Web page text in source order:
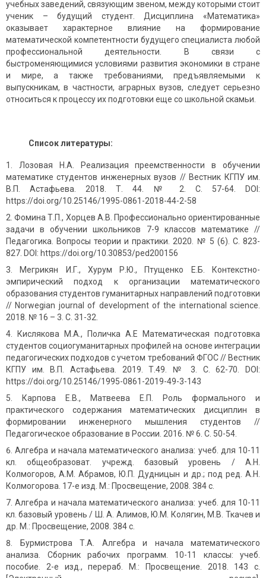
учебных заведений, связующим звеном, между которыми стоит
ученик – будущий студент. Дисциплина «Математика»
оказывает характерное влияние на формирование
математической компетентности будущего специалиста любой
профессиональной деятельности. В связи с
быстроменяющимися условиями развития экономики в стране
и мире, а также требованиями, предъявляемыми к
выпускникам, в частности, аграрных вузов, следует серьезно
относиться к процессу их подготовки еще со школьной скамьи.
Список литературы:
Лозовая Н.А. Реализация преемственности в обучении
математике студентов инженерных вузов // Вестник КГПУ им.
В.П. Астафьева. 2018. Т. 44. № 2. С. 57-64. DOI:
https://doi.org/10.25146/1995-0861-2018-44-2-58
Фомина Т.П., Хорцев А.В. Профессионально ориентированные
задачи в обучении школьников 7-9 классов математике //
Педагогика. Вопросы теории и практики. 2020. № 5 (6). С. 823-
827. DOI: https://doi.org/10.30853/ped200156
Мегрикян И.Г., Хурум Р.Ю., Птущенко Е.Б. Контекстно-
эмпирический подход к организации математического
образования студентов гуманитарных направлений подготовки
// Norwegian journal of development of the international science.
2018. № 16 – 3. С. 31-32.
Кислякова М.А., Поличка А.Е Математическая подготовка
студентов социогуманитарных профилей на основе интеграции
педагогических подходов с учетом требований ФГОС // Вестник
КГПУ им. В.П. Астафьева. 2019. Т.49. № 3. С. 62-70. DOI:
https://doi.org/10.25146/1995-0861-2019-49-3-143
Карпова Е.В., Матвеева Е.П. Роль формального и
практического содержания математических дисциплин в
формировании инженерного мышления студентов //
Педагогическое образование в России. 2016. № 6. С. 50-54.
Алгебра и начала математического анализа: учеб. для 10-11
кл. общеобразоват. учрежд. базовый уровень / А.Н.
Колмогоров, А.М. Абрамов, Ю.П. Дудницын и др.; под ред. А.Н.
Колмогорова. 17-е изд. М.: Просвещение, 2008. 384 с.
Алгебра и начала математического анализа: учеб. для 10-11
кл. базовый уровень / Ш. А. Алимов, Ю.М. Колягин, М.В. Ткачев и
др. М.: Просвещение, 2008. 384 с.
Бурмистрова Т.А. Алгебра и начала математического
анализа. Сборник рабочих программ. 10-11 классы: учеб.
пособие. 2-е изд., перераб. М.: Просвещение. 2018. 143 с.